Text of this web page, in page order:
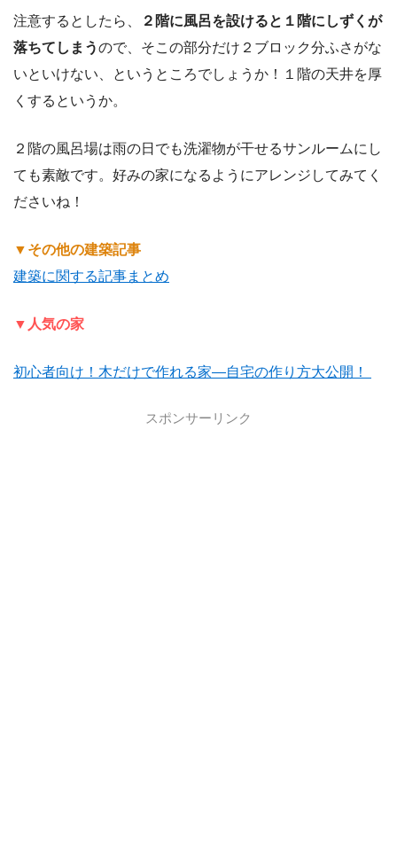
注意するとしたら、
２階に風呂を設けると１階にしずくが
落ちてしまうので、そこの部分だけ２ブロック分ふさがな
いといけない、というところでしょうか！１階の天井を厚
くするというか。
２階の風呂場は雨の日でも洗濯物が干せるサンルームにし
ても素敵です。好みの家になるようにアレンジしてみてく
ださいね！
▼その他の建築記事
建築に関する記事まとめ
▼人気の家
初心者向け！木だけで作れる家―自宅の作り方大公開！
スポンサーリンク